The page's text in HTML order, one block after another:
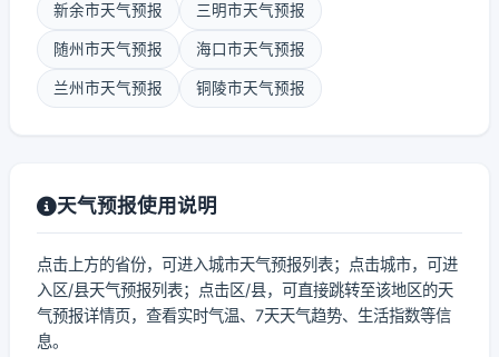
新余市天气预报 三明市天气预报
随州市天气预报 海口市天气预报
兰州市天气预报 铜陵市天气预报
天气预报使用说明
点击上方的省份，可进入城市天气预报列表；点击城市，可进
入区/县天气预报列表；点击区/县，可直接跳转至该地区的天
气预报详情页，查看实时气温、7天天气趋势、生活指数等信
息。